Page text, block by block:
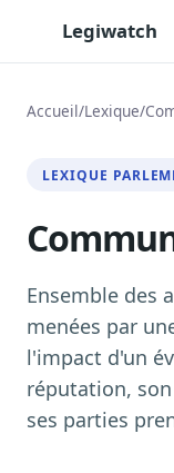
Legiwatch
Posez vos
Transcriptions
Toutes les
Synthèses IA
Veille des
9 interviews
Alertes
Accueil/Lexique/
LEXIQUE
Ensemble des
menées par
l'impact d'un
réputation,
ses parties